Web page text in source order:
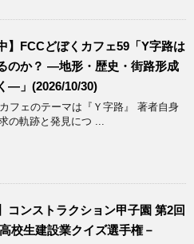
】FCCどぼくカフェ59「Y字路は
のか？ ―地形・歴史・街路形成
―」(2026/10/30)
フェのテーマは『Ｙ字路』 著者自身
の軌跡と発見につ ...
コンストラクション甲子園 第2回
校生建設業クイズ選手権－